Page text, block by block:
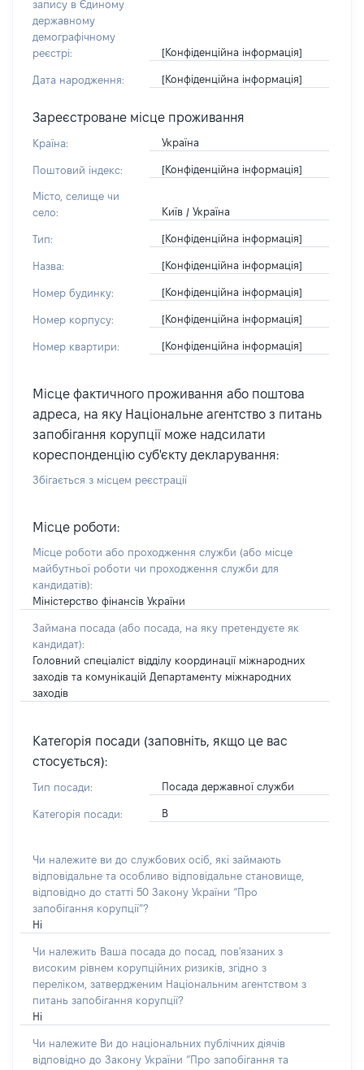
запису в Єдиному
державному
демографічному
реєстрі:
[Конфіденційна інформація]
Дата народження: [Конфіденційна інформація]
Зареєстроване місце проживання
Країна: Україна
Поштовий індекс: [Конфіденційна інформація]
Місто, селище чи
село:
Київ / Україна
Тип: [Конфіденційна інформація]
Назва: [Конфіденційна інформація]
Номер будинку: [Конфіденційна інформація]
Номер корпусу: [Конфіденційна інформація]
Номер квартири: [Конфіденційна інформація]
Місце фактичного проживання або поштова
адреса, на яку Національне агентство з питань
запобігання корупції може надсилати
кореспонденцію суб'єкту декларування:
Збігається з місцем реєстрації
Місце роботи:
Місце роботи або проходження служби (або місце
майбутньої роботи чи проходження служби для
кандидатів):
Міністерство фінансів України
Займана посада (або посада, на яку претендуєте як
кандидат):
Головний спеціаліст відділу координації міжнародних
заходів та комунікацій Департаменту міжнародних
заходів
Категорія посади (заповніть, якщо це вас
стосується):
Тип посади: Посада державної служби
Категорія посади: В
Чи належите ви до службових осіб, які займають
відповідальне та особливо відповідальне становище,
відповідно до статті 50 Закону України “Про
запобігання корупції”?
Ні
Чи належить Ваша посада до посад, пов'язаних з
високим рівнем корупційних ризиків, згідно з
переліком, затвердженим Національним агентством з
питань запобігання корупції?
Ні
Чи належите Ви до національних публічних діячів
відповідно до Закону України “Про запобігання та